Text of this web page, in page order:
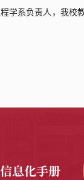
学系负责人，我
信息化手册